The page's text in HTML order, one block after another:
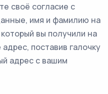
своё согласие с
имя и фамилию на
вы получили на
поставив галочку
адрес с вашим